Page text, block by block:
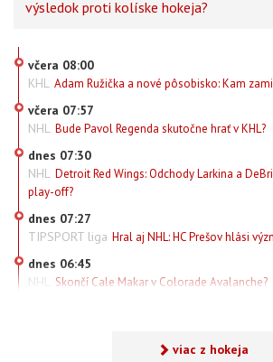
výsledok proti kolíske hokeja?
včera 08:00
KHL Adam Ružička a nové pôsobisko: Kam
včera 07:57
NHL Bude Pavol Regenda skutočne hrať v KHL?
dnes 07:30
NHL Detroit Red Wings: Odchody Larkina a
play-off?
dnes 07:27
TIPSPORT liga Hral aj NHL: HC Prešov hlási
dnes 06:45
NHL
Skončí Cale Makar v Colorade Avalanche?
viac z hokeja